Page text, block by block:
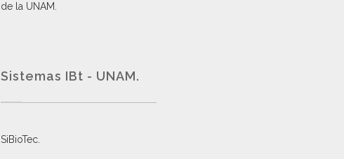
de la UNAM.
Sistemas IBt - UNAM.
SiBioTec